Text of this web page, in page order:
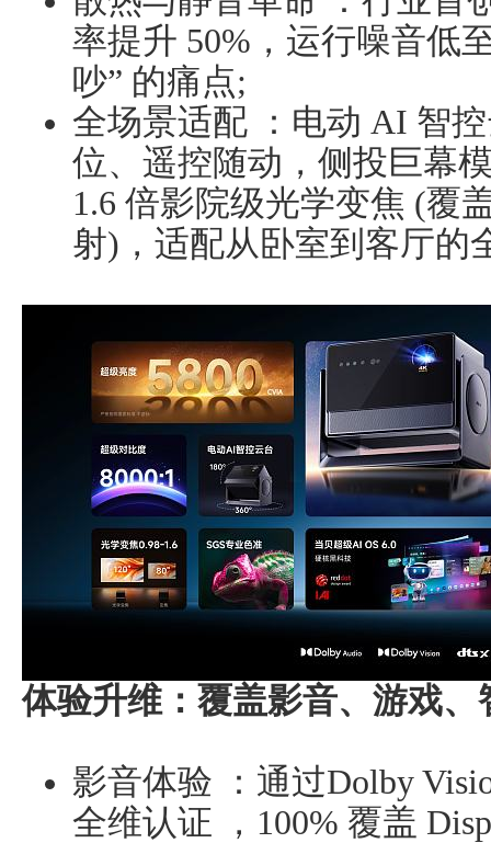
率提升 50%，运行噪音低
吵” 的痛点;
全场景适配 ：电动 AI 智
位、遥控随动，侧投巨幕
1.6 倍影院级光学变焦 (覆
射)，适配从卧室到客厅的
体验升维：覆盖影音、游戏、
影音体验 ：通过Dolby
全维认证 ，100% 覆盖